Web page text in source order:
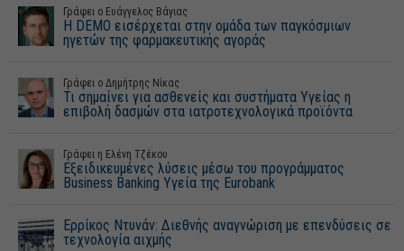
Γράφει o Ευάγγελος Βάγιας
Η DEMO εισέρχεται στην ομάδα των παγκόσμιων
ηγετών της φαρμακευτικής αγοράς
Γράφει ο Δημήτρης Νίκας
Τι σημαίνει για ασθενείς και συστήματα Υγείας η
επιβολή δασμών στα ιατροτεχνολογικά προϊόντα
Γράφει η Ελένη Τζέκου
Εξειδικευμένες λύσεις μέσω του προγράμματος
Business Banking Υγεία της Eurobank
Ερρίκος Ντυνάν: Διεθνής αναγνώριση με επενδύσεις σε
τεχνολογία αιχμής